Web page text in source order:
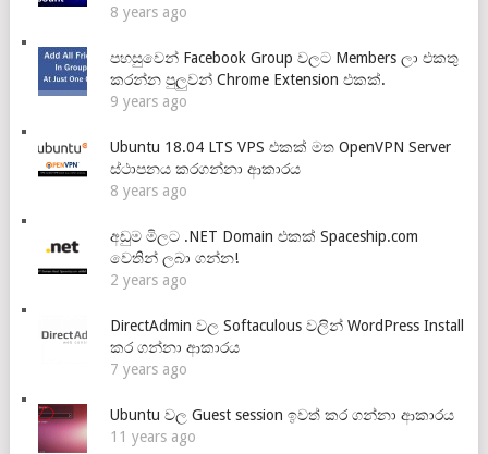
8 years ago
පහසුවෙන් Facebook Group වලට Members ලා එකතු
කරන්න පුලුවන් Chrome Extension එකක්.
9 years ago
Ubuntu 18.04 LTS VPS එකක් මත OpenVPN Server
ස්ථාපනය කරගන්නා ආකාරය
8 years ago
අඩුම මිලට .NET Domain එකක් Spaceship.com
වෙතින් ලබා ගන්න!
2 years ago
DirectAdmin වල Softaculous වලින් WordPress Install
කර ගන්නා ආකාරය
7 years ago
Ubuntu වල Guest session ඉවත් කර ගන්නා ආකාරය
11 years ago